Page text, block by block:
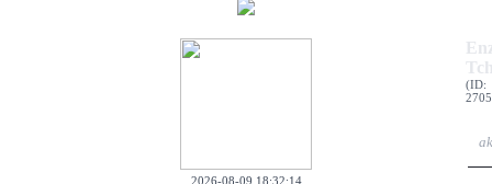
2026-08-09 18:32:14
(ID: